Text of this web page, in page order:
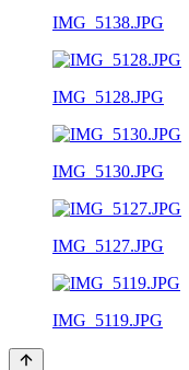
IMG_5138.JPG
IMG_5128.JPG
IMG_5130.JPG
IMG_5127.JPG
IMG_5119.JPG